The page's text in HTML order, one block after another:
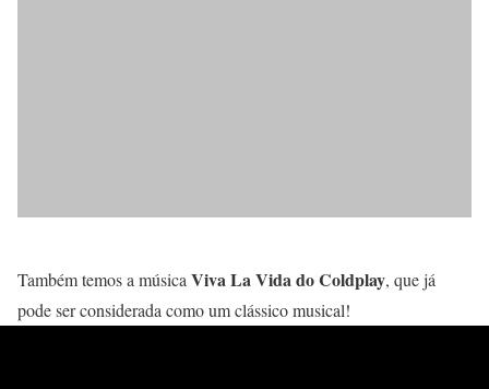
Também temos a música Viva La Vida do Coldplay, que já
pode ser considerada como um clássico musical!